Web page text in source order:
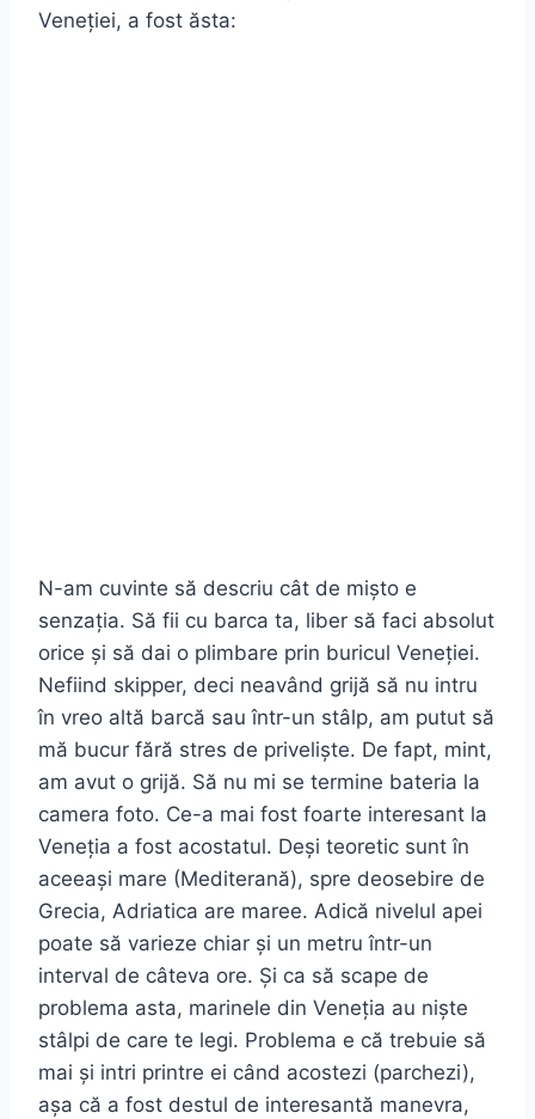
Veneției, a fost ăsta:
N-am cuvinte să descriu cât de mișto e
senzația. Să fii cu barca ta, liber să faci absolut
orice și să dai o plimbare prin buricul Veneției.
Nefiind skipper, deci neavând grijă să nu intru
în vreo altă barcă sau într-un stâlp, am putut să
mă bucur fără stres de priveliște. De fapt, mint,
am avut o grijă. Să nu mi se termine bateria la
camera foto. Ce-a mai fost foarte interesant la
Veneția a fost acostatul. Deși teoretic sunt în
aceeași mare (Mediterană), spre deosebire de
Grecia, Adriatica are maree. Adică nivelul apei
poate să varieze chiar și un metru într-un
interval de câteva ore. Și ca să scape de
problema asta, marinele din Veneția au niște
stâlpi de care te legi. Problema e că trebuie să
mai și intri printre ei când acostezi (parchezi),
așa că a fost destul de interesantă manevra,